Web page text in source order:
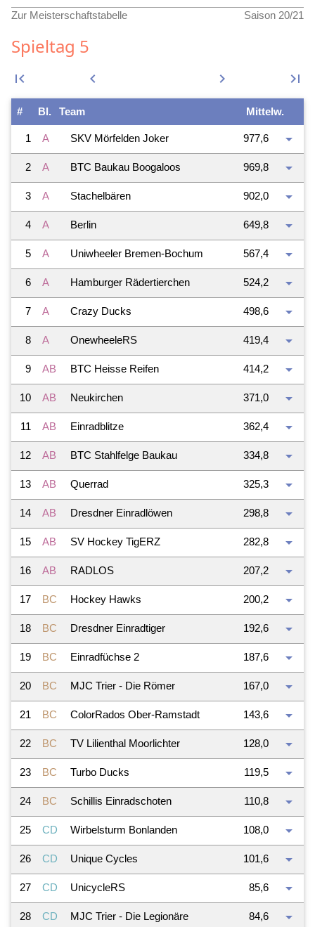
Zur Meisterschaftstabelle Saison 20/21
Spieltag 5
first_page keyboard_arrow_left keyboard_arrow_right last_page
# Bl. Mittelw.
Team
1 A arrow_drop_down
977,6
SKV Mörfelden Joker
2 A arrow_drop_down
969,8
BTC Baukau Boogaloos
3 A arrow_drop_down
902,0
Stachelbären
4 A arrow_drop_down
649,8
Berlin
5 A arrow_drop_down
567,4
Uniwheeler Bremen-Bochum
6 A arrow_drop_down
524,2
Hamburger Rädertierchen
7 A arrow_drop_down
498,6
Crazy Ducks
8 A arrow_drop_down
419,4
OnewheeleRS
9 AB arrow_drop_down
414,2
BTC Heisse Reifen
10 AB arrow_drop_down
371,0
Neukirchen
11 AB arrow_drop_down
362,4
Einradblitze
12 AB arrow_drop_down
334,8
BTC Stahlfelge Baukau
13 AB arrow_drop_down
325,3
Querrad
14 AB arrow_drop_down
298,8
Dresdner Einradlöwen
15 AB arrow_drop_down
282,8
SV Hockey TigERZ
16 AB arrow_drop_down
207,2
RADLOS
17 BC arrow_drop_down
200,2
Hockey Hawks
18 BC arrow_drop_down
192,6
Dresdner Einradtiger
19 BC arrow_drop_down
187,6
Einradfüchse 2
20 BC arrow_drop_down
167,0
MJC Trier - Die Römer
21 BC arrow_drop_down
143,6
ColorRados Ober-Ramstadt
22 BC arrow_drop_down
128,0
TV Lilienthal Moorlichter
23 BC arrow_drop_down
119,5
Turbo Ducks
24 BC arrow_drop_down
110,8
Schillis Einradschoten
25 CD arrow_drop_down
108,0
Wirbelsturm Bonlanden
26 CD arrow_drop_down
101,6
Unique Cycles
27 CD arrow_drop_down
85,6
UnicycleRS
28 CD arrow_drop_down
84,6
MJC Trier - Die Legionäre